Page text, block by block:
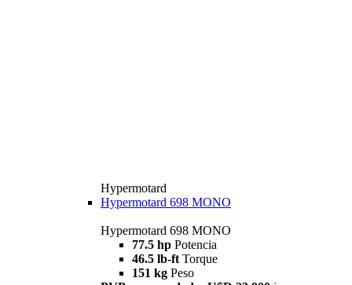
Hypermotard
Hypermotard 698 MONO
Hypermotard 698 MONO
77.5 hp Potencia
46.5 lb-ft Torque
151 kg Peso